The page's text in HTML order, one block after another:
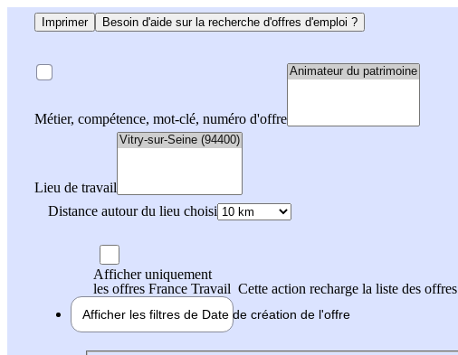
Imprimer Besoin d'aide sur la recherche d'offres d'emploi ?
Métier, compétence, mot-clé, numéro d'offre
Lieu de travail
Distance autour du lieu choisi
Afficher uniquement
les offres France Travail Cette action recharge la liste des offres
Afficher les filtres de Date de création de l'offre